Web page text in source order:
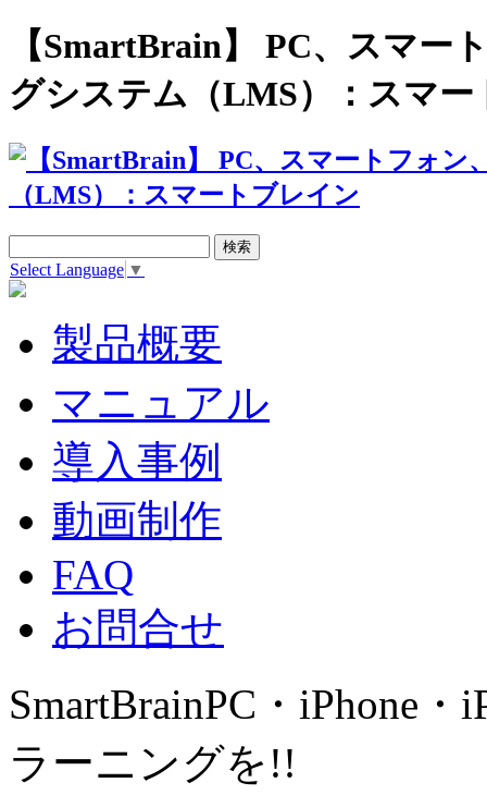
【SmartBrain】 PC、スマー
グシステム（LMS）：スマー
Select Language ▼
製品概要
マニュアル
導入事例
動画制作
FAQ
お問合せ
SmartBrainPC・iPhone・
ラーニングを!!